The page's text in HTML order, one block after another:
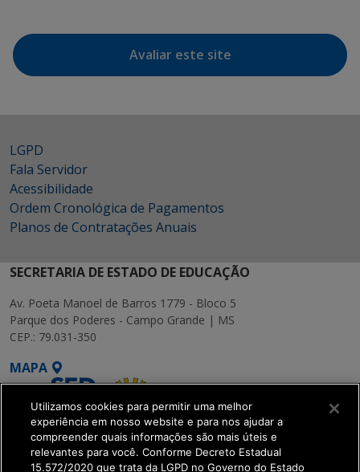
Avaliar este site
LGPD
Fala Servidor
Acessibilidade
Ordem Cronológica de Pagamentos
Planos de Contratações Anuais
SECRETARIA DE ESTADO DE EDUCAÇÃO
Av. Poeta Manoel de Barros 1779 - Bloco 5
Parque dos Poderes - Campo Grande | MS
CEP.: 79.031-350
MAPA
Utilizamos cookies para permitir uma melhor
experiência em nosso website e para nos ajudar a
compreender quais informações são mais úteis e
relevantes para você. Conforme Decreto Estadual
15.572/2020 que trata da LGPD no Governo do Estado